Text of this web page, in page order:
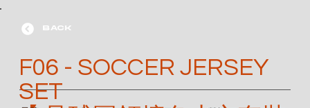
BACK
F06 - SOCCER JERSEY
SET